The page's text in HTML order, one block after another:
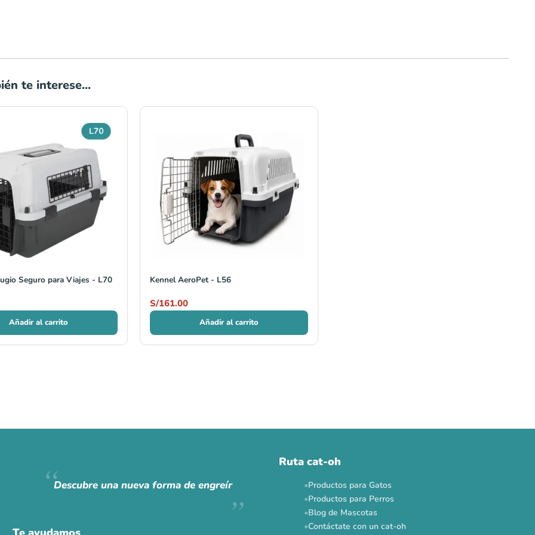
te interese...
Seguro para Viajes - L70
Añadir al carrito
Kennel AeroPet - L56
S/161.00
Añadir al carrito
Descubre una nueva forma de engreír
Ruta cat-oh
Productos para Gatos
Productos para Perros
Blog de Mascotas
Contáctate con un cat-oh